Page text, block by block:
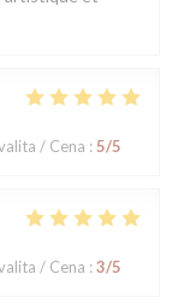
/ Cena : 5/5
/ Cena : 3/5